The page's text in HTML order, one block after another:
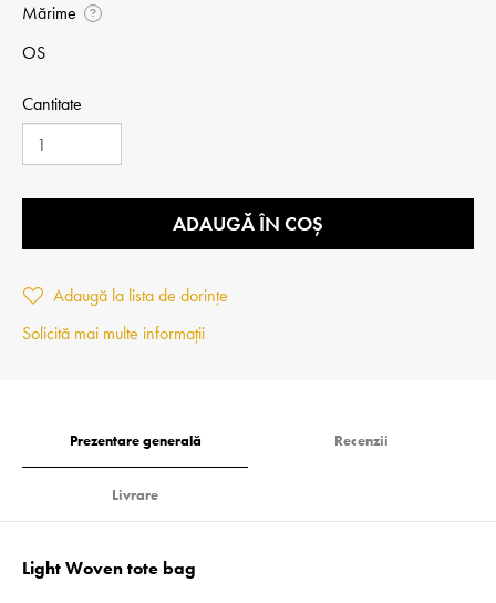
Mărime ?
OS
Cantitate
ADAUGĂ ÎN COȘ
Adaugă la lista de dorințe
Solicită mai multe informații
Prezentare generală Recenzii
Livrare
Light Woven tote bag